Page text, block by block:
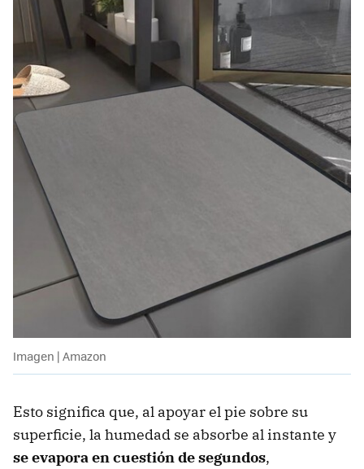
Imagen | Amazon
Esto significa que, al apoyar el pie sobre su
superficie, la humedad se absorbe al instante y
se evapora en cuestión de segundos,